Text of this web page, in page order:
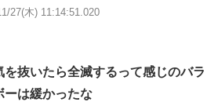
27(木) 11:14:51.020
を抜いたら全滅するって感じのバラ
ーは緩かったな